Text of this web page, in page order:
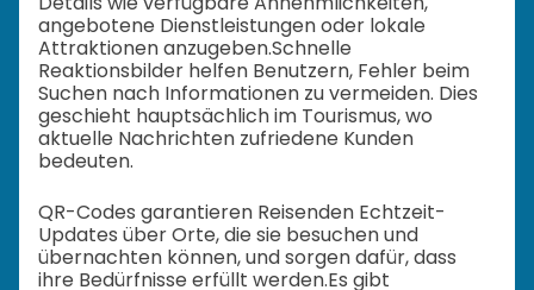
angebotene Dienstleistungen oder lokale
Attraktionen anzugeben.Schnelle
Reaktionsbilder helfen Benutzern, Fehler beim
Suchen nach Informationen zu vermeiden. Dies
geschieht hauptsächlich im Tourismus, wo
aktuelle Nachrichten zufriedene Kunden
bedeuten.
QR-Codes garantieren Reisenden Echtzeit-
Updates über Orte, die sie besuchen und
übernachten können, und sorgen dafür, dass
ihre Bedürfnisse erfüllt werden.Es gibt